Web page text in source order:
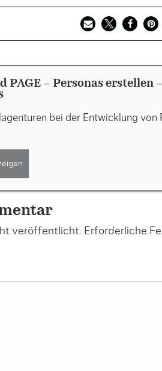
PAGE - Personas erstellen -
bei der Entwicklung von
veröffentlicht. Erforderliche